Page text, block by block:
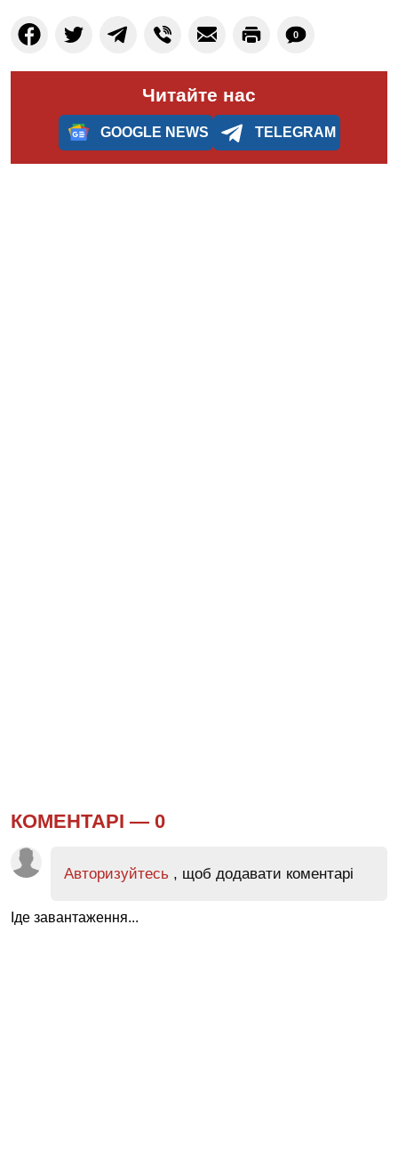
0
Читайте нас
GOOGLE NEWS TELEGRAM
КОМЕНТАРІ — 0
Авторизуйтесь , щоб додавати коментарі
Іде завантаження...